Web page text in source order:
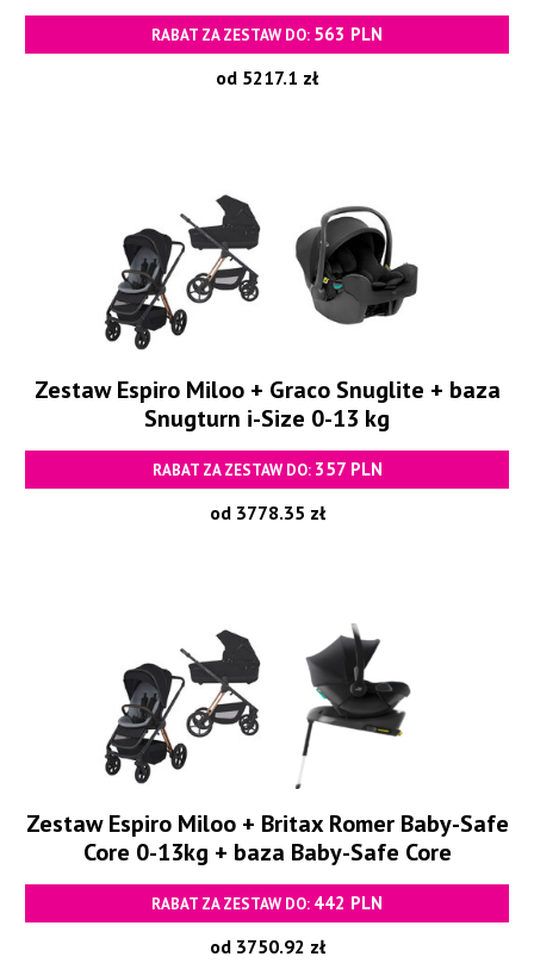
RABAT ZA ZESTAW DO: 563 PLN
od 5217.1 zł
Zestaw Espiro Miloo + Graco Snuglite + baza
Snugturn i-Size 0-13 kg
RABAT ZA ZESTAW DO: 357 PLN
od 3778.35 zł
Zestaw Espiro Miloo + Britax Romer Baby-Safe
Core 0-13kg + baza Baby-Safe Core
RABAT ZA ZESTAW DO: 442 PLN
od 3750.92 zł